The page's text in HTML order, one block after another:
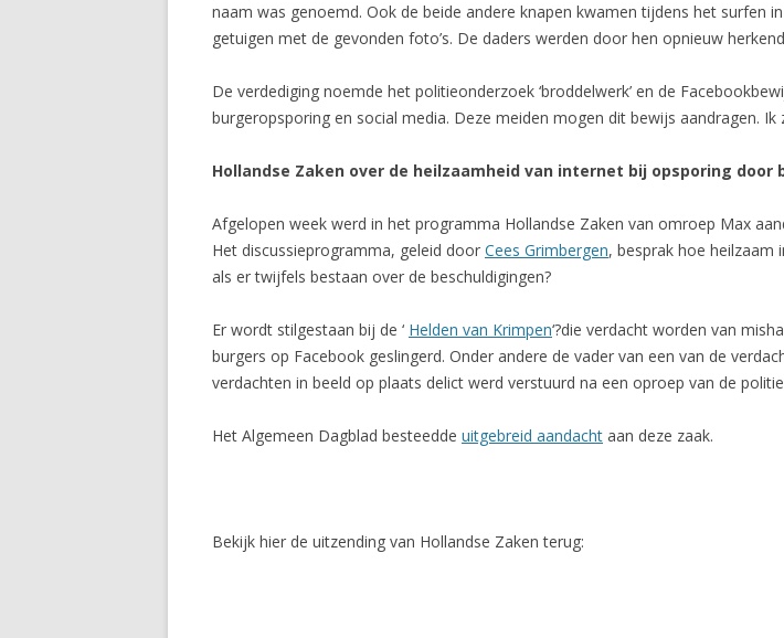
naam was genoemd. Ook de beide andere knapen kwamen tijdens het surfen
getuigen met de gevonden foto’s. De daders werden door hen opnieuw
De verdediging noemde het politieonderzoek ‘broddelwerk’ en de
burgeropsporing en social media. Deze meiden mogen dit bewijs aandragen.
Hollandse Zaken over de heilzaamheid van internet bij opsporing door
Afgelopen week werd in het programma Hollandse Zaken van omroep Max
Het discussieprogramma, geleid door Cees Grimbergen, besprak hoe heilzaam
als er twijfels bestaan over de beschuldigingen?
Er wordt stilgestaan bij de ‘ Helden van Krimpen‘?die verdacht worden van
burgers op Facebook geslingerd. Onder andere de vader van een van de
verdachten in beeld op plaats delict werd verstuurd na een oproep van de
Het Algemeen Dagblad besteedde uitgebreid aandacht aan deze zaak.
Bekijk hier de uitzending van Hollandse Zaken terug: